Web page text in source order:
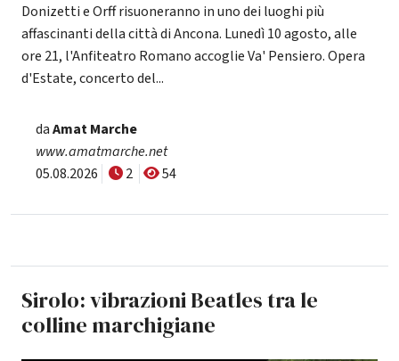
Donizetti e Orff risuoneranno in uno dei luoghi più
affascinanti della città di Ancona. Lunedì 10 agosto, alle
ore 21, l'Anfiteatro Romano accoglie Va' Pensiero. Opera
d'Estate, concerto del...
daAmat Marche
www.amatmarche.net
05.08.2026
2 54
Sirolo: vibrazioni Beatles tra le
colline marchigiane